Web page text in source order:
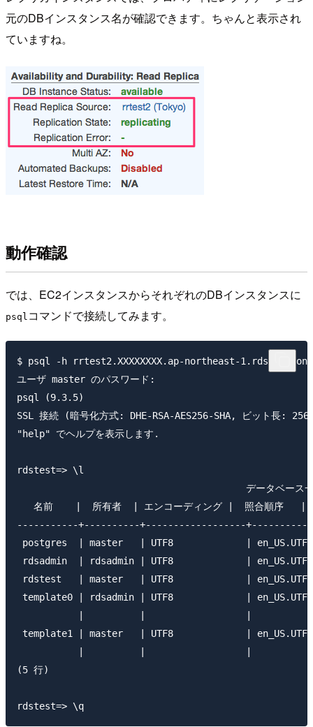
元のDBインスタンス名が確認できます。ちゃんと表示され
ていますね。
動作確認
では、EC2インスタンスからそれぞれのDBインスタンスに
psql コマンドで接続してみます。
$ psql -h rrtest2.XXXXXXXX.ap-northeast-
ユーザ master のパスワード:
psql (9.3.5)
SSL 接続 (暗号化方式: DHE-RSA-AES256-SHA, ビット長:
"help" でヘルプを表示します.
rdstest=> \l
データベース
名前    |  所有者  | エンコーディング |  照合順序
-----------+----------+------------------
postgres  | master   | UTF8             |
rdsadmin  | rdsadmin | UTF8             | en_US.UTF-
rdstest   | master   | UTF8             |
template0 | rdsadmin | UTF8             |
template1 | master   | UTF8             |
(5 行)